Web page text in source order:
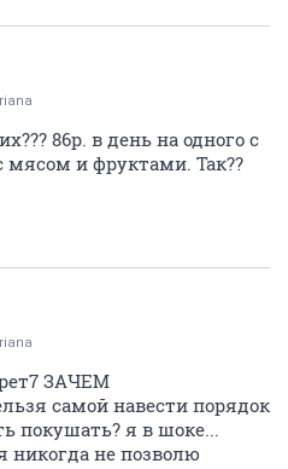
86р. в день на одного с
и фруктами. Так??
ЗАЧЕМ
самой навести порядок
покушать? я в шоке...
никогда не позволю